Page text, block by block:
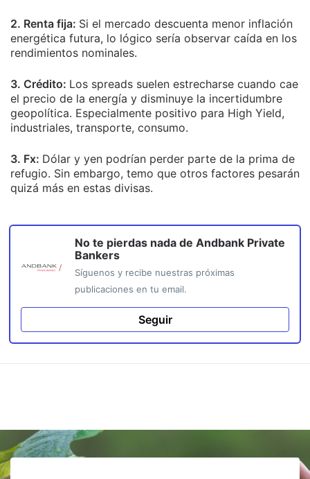
2. Renta fija: Si el mercado descuenta menor inflación
energética futura, lo lógico sería observar caída en los
rendimientos nominales.
3. Crédito: Los spreads suelen estrecharse cuando cae
el precio de la energía y disminuye la incertidumbre
geopolítica. Especialmente positivo para High Yield,
industriales, transporte, consumo.
3. Fx: Dólar y yen podrían perder parte de la prima de
refugio. Sin embargo, temo que otros factores pesarán
quizá más en estas divisas.
No te pierdas nada de Andbank Private
Bankers
Síguenos y recibe nuestras próximas
publicaciones en tu email.
Seguir